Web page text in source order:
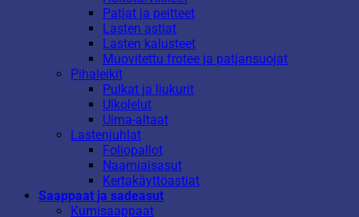
Patjat ja peitteet
Lasten astiat
Lasten kalusteet
Muovitettu frotee ja patjansuojat
Pihaleikit
Pulkat ja liukurit
Ulkolelut
Uima-altaat
Lastenjuhlat
Foliopallot
Naamiaisasut
Kertakäyttöastiat
Saappaat ja sadeasut
Kumisaappaat